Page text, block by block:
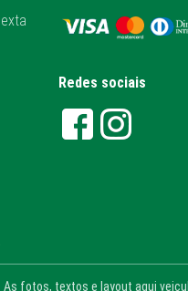
Redes sociais
fotos, textos e layout aqui